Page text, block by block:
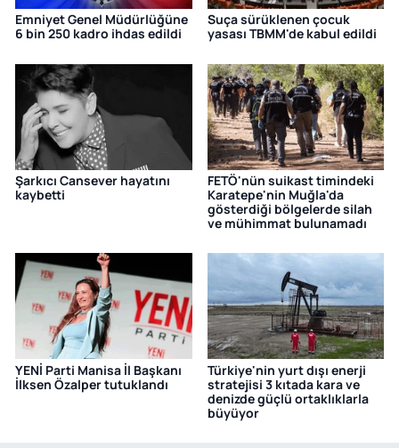
Emniyet Genel Müdürlüğüne
6 bin 250 kadro ihdas edildi
Suça sürüklenen çocuk
yasası TBMM'de kabul edildi
Şarkıcı Cansever hayatını
kaybetti
FETÖ'nün suikast timindeki
Karatepe'nin Muğla'da
gösterdiği bölgelerde silah
ve mühimmat bulunamadı
YENİ Parti Manisa İl Başkanı
İlksen Özalper tutuklandı
Türkiye'nin yurt dışı enerji
stratejisi 3 kıtada kara ve
denizde güçlü ortaklıklarla
büyüyor